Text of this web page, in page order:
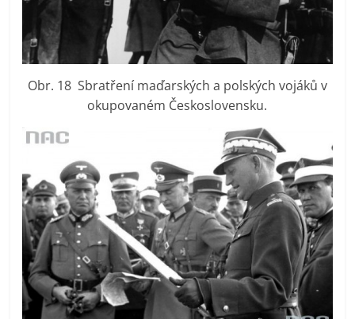
Obr. 18 Sbratření maďarských a polských vojáků v
okupovaném Československu.